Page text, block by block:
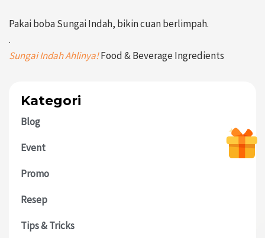
Kategori
Blog
Event
Promo
Resep
Tips & Tricks
Pakai boba Sungai Indah, bikin cuan berlimpah.
.
Sungai Indah Ahlinya!Food & Beverage Ingredients